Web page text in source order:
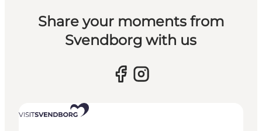
Share your moments from
Svendborg with us